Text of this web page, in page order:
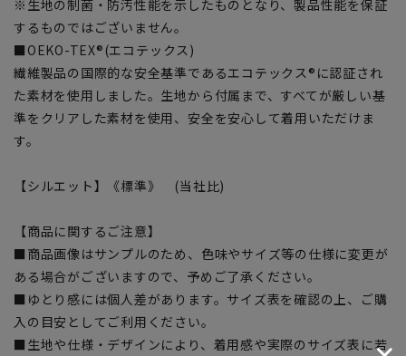
※生地の制菌・防汚性能を示したものとなり、製品性能を保証
するものではございません。
■OEKO-TEX®(エコテックス)
繊維製品の国際的な安全基準であるエコテックス®に認証され
た素材を使用しました。生地から付属まで、すべてが厳しい基
準をクリアした素材を使用、安全を安心して着用いただけま
す。
【シルエット】《標準》 (当社比)
【商品に関するご注意】
■商品画像はサンプルのため、色味やサイズ等の仕様に変更が
ある場合がございますので、予めご了承ください。
■ゆとり感には個人差があります。サイズ表を確認の上、ご購
入の目安としてご利用ください。
■生地や仕様・デザインにより、着用感や実際のサイズ表に若